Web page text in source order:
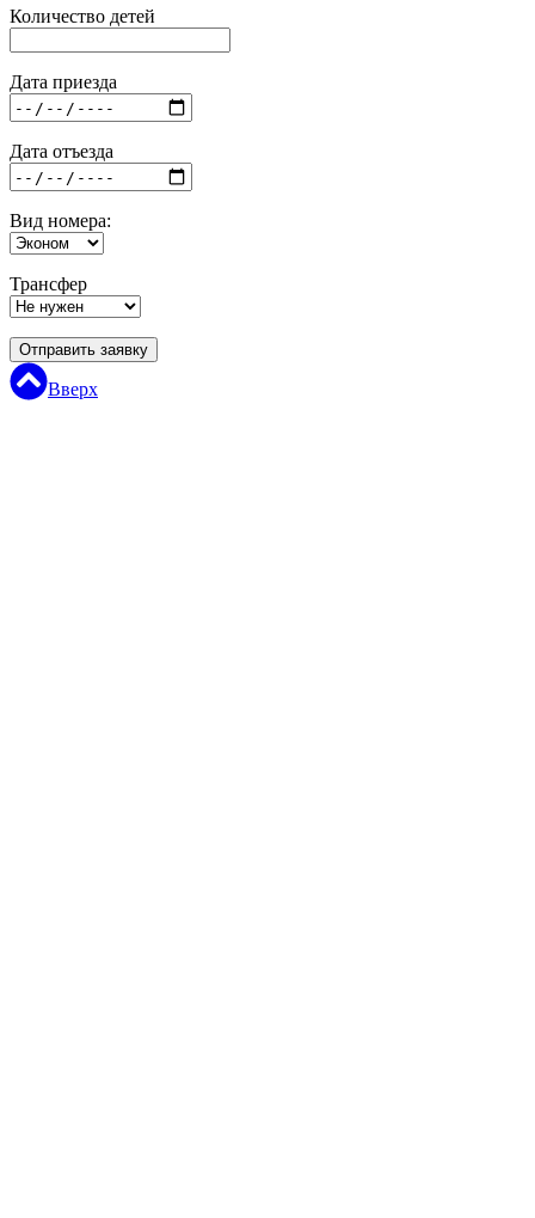
Количество детей
Дата приезда
Дата отъезда
Вид номера:
Трансфер
Отправить заявку
Вверх